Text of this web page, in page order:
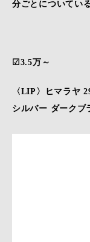
分ごとについてい
☑3.5万～
〈LIP〉ヒマラヤ
シルバー ダーク